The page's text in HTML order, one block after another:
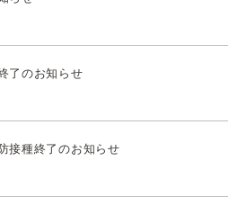
了のお知らせ
接種終了のお知らせ